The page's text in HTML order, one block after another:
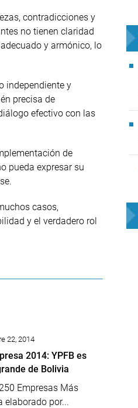
contradicciones y
no tienen claridad
y armónico, lo
independiente y
precisa de
efectivo con las
de
pueda expresar su
casos,
y el verdadero rol
22, 2014
2014: YPFB es
de Bolivia
Empresas Más
elaborado por...